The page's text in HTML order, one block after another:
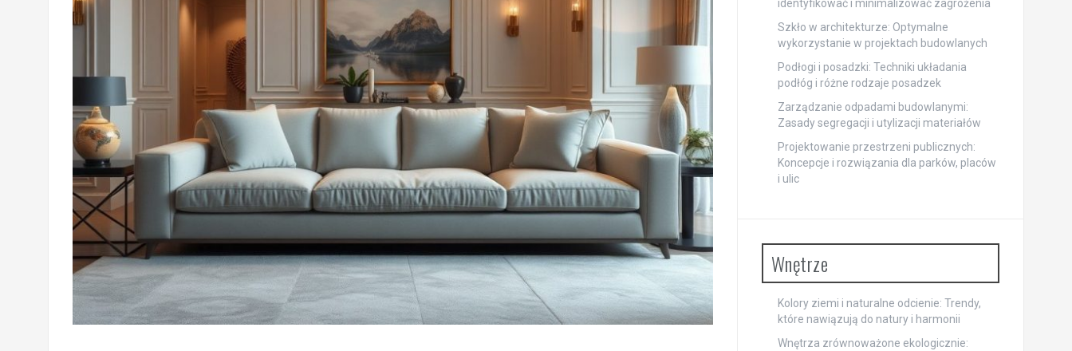
identyfikować i minimalizować zagrożenia
Szkło w architekturze: Optymalne
wykorzystanie w projektach budowlanych
Podłogi i posadzki: Techniki układania
podłóg i różne rodzaje posadzek
Zarządzanie odpadami budowlanymi:
Zasady segregacji i utylizacji materiałów
Projektowanie przestrzeni publicznych:
Koncepcje i rozwiązania dla parków, placów
i ulic
Wnętrze
Kolory ziemi i naturalne odcienie: Trendy,
które nawiązują do natury i harmonii
Wnętrza zrównoważone ekologicznie: